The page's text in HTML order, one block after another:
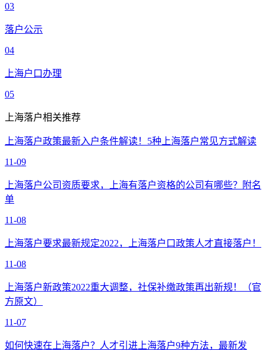
03
落户公示
04
上海户口办理
05
上海落户相关推荐
上海落户政策最新入户条件解读！5种上海落户常见方式解读
11-09
上海落户公司资质要求，上海有落户资格的公司有哪些？附名
单
11-08
上海落户要求最新规定2022，上海落户口政策人才直接落户！
11-08
上海落户新政策2022重大调整，社保补缴政策再出新规！（官
方原文）
11-07
如何快速在上海落户？人才引进上海落户9种方法，最新发